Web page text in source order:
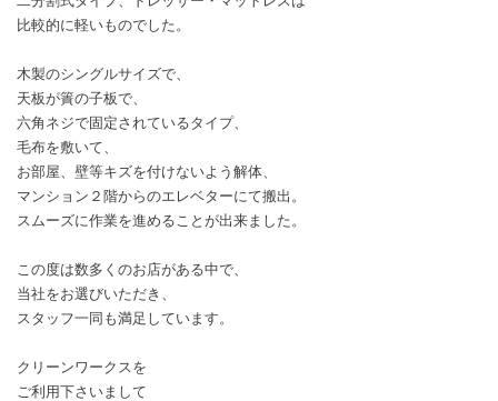
比較的に軽いものでした。
木製のシングルサイズで、
天板が簀の子板で、
六角ネジで固定されているタイプ、
毛布を敷いて、
お部屋、壁等キズを付けないよう解体、
マンション２階からのエレベターにて搬出。
スムーズに作業を進めることが出来ました。
この度は数多くのお店がある中で、
当社をお選びいただき、
スタッフ一同も満足しています。
クリーンワークスを
ご利用下さいまして